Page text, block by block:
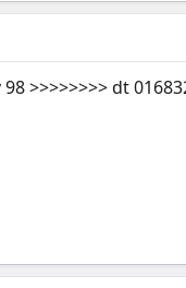
>>>>>>>> dt